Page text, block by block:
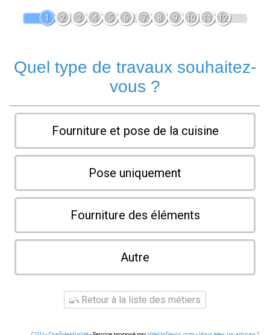
1 2 3 4 5 6 7 8 9 10 11 12
Quel type de travaux souhaitez-
vous ?
Fourniture et pose de la cuisine
Pose uniquement
Fourniture des éléments
Autre
Retour à la liste des métiers